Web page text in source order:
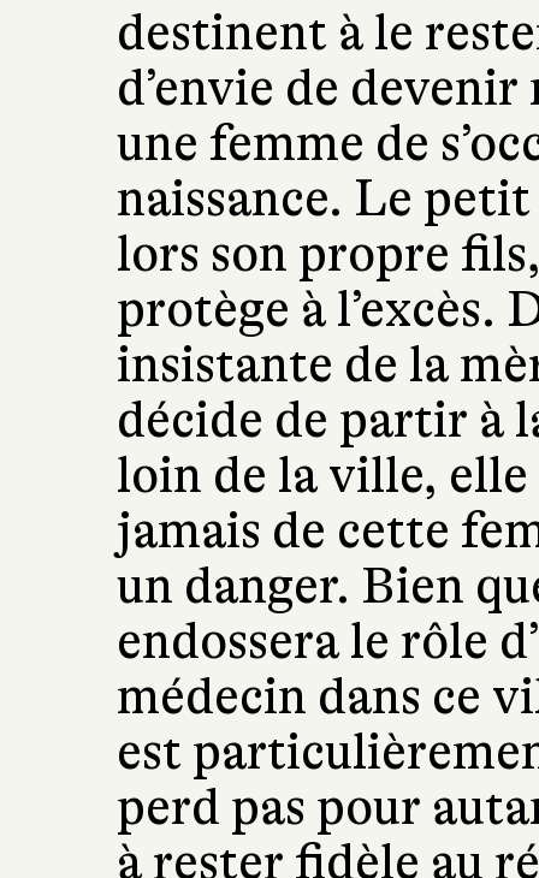
destinent à le
d’envie de
une femme de
naissance. Le
lors son propre
protège à l’excès.
insistante de la
décide de partir à
loin de la ville, elle
jamais de cette
un danger. Bien
endossera le rôle
médecin dans ce
est
perd pas pour
à rester fidèle au